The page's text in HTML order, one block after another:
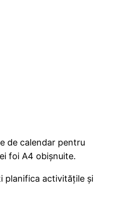
de calendar pentru
foi A4 obișnuite.
planifica activitățile și